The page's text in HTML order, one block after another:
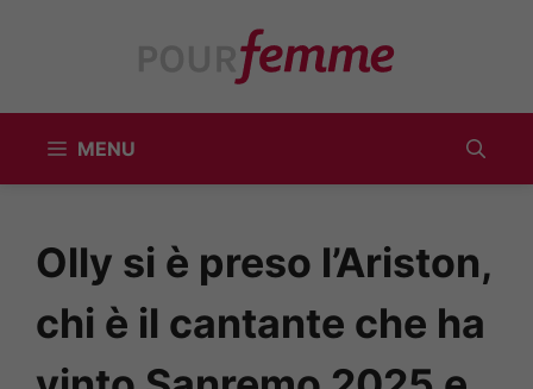
MENU
Olly si è preso l’Ariston,
chi è il cantante che ha